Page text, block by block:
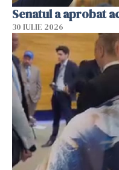
Senatul a aprobat
30 IULIE 2026